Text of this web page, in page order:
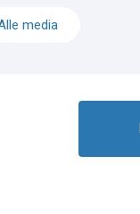
media